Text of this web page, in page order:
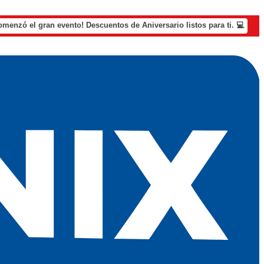
el gran evento! Descuentos de Aniversario listos para ti. 💻